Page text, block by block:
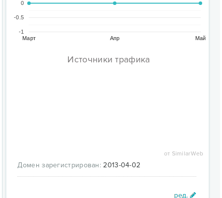
Март Апр Май
-1
-0.5
0
Источники трафика
от SimilarWeb
Домен зарегистрирован: 2013-04-02